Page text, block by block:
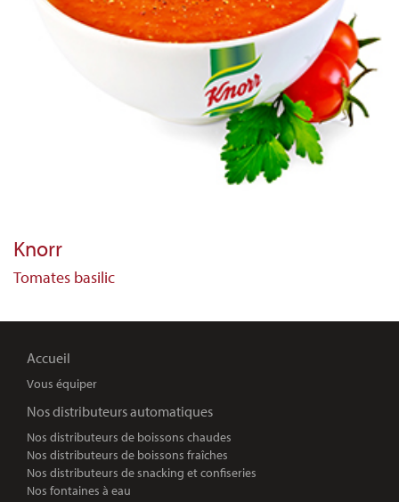
Knorr
Tomates basilic
Accueil
Vous équiper
Nos distributeurs automatiques
Nos distributeurs de boissons chaudes
Nos distributeurs de boissons fraîches
Nos distributeurs de snacking et confiseries
Nos fontaines à eau